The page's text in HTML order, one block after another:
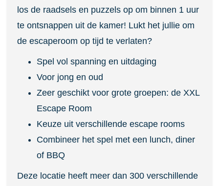
los de raadsels en puzzels op om binnen 1 uur
te ontsnappen uit de kamer! Lukt het jullie om
de escaperoom op tijd te verlaten?
Spel vol spanning en uitdaging
Voor jong en oud
Zeer geschikt voor grote groepen: de XXL
Escape Room
Keuze uit verschillende escape rooms
Combineer het spel met een lunch, diner
of BBQ
Deze locatie heeft meer dan 300 verschillende